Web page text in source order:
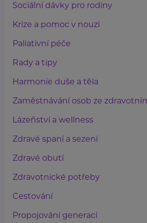
Sociální dávky pro rodiny
Krize a pomoc v nouzi
Paliativní péče
Rady a tipy
Harmonie duše a těla
Zaměstnávání osob ze
Lázeňství a wellness
Zdravé spaní a sezení
Zdravé obutí
Zdravotnické potřeby
Cestování
Propojování generací